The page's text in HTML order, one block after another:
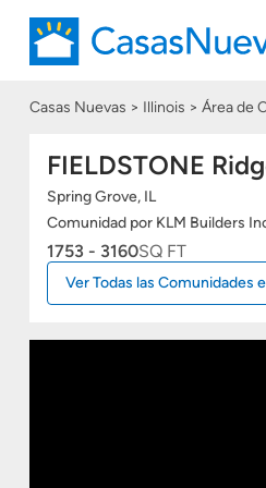
Casas Nuevas Illinois Área de
FIELDSTONE
Spring Grove, IL
Comunidad por KLM Builders
1753 - 3160SQ FT
Ver Todas las Comunidades